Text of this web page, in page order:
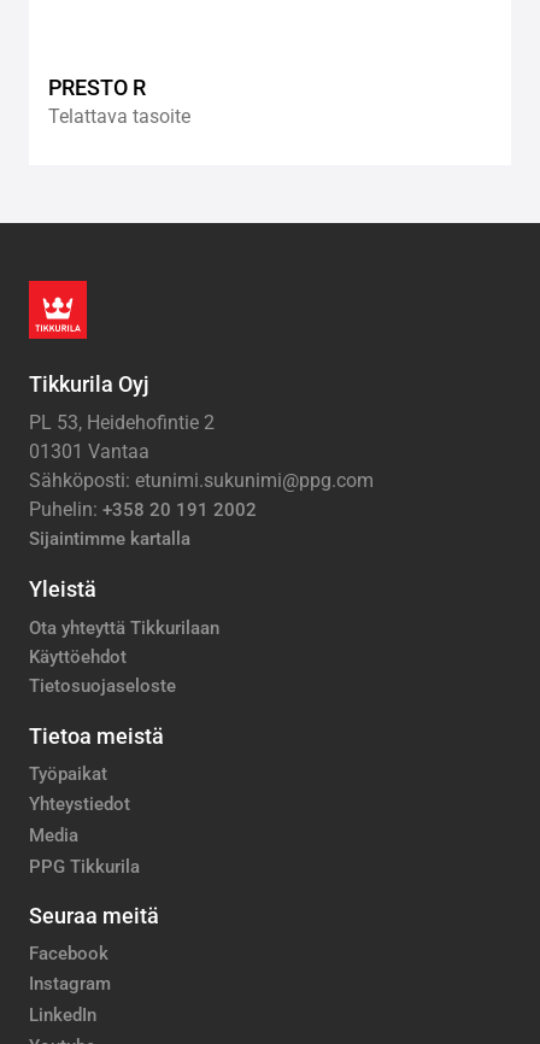
PRESTO R
Telattava tasoite
Tikkurila Oyj
PL 53, Heidehofintie 2
01301 Vantaa
Sähköposti: etunimi.sukunimi@ppg.com
Puhelin: +358 20 191 2002
Sijaintimme kartalla
Yleistä
Ota yhteyttä Tikkurilaan
Käyttöehdot
Tietosuojaseloste
Tietoa meistä
Työpaikat
Yhteystiedot
Media
PPG Tikkurila
Seuraa meitä
Facebook
Instagram
LinkedIn